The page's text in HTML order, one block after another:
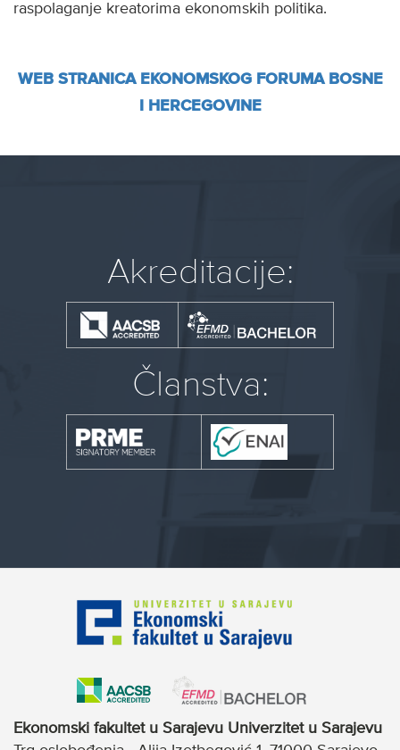
raspolaganje kreatorima ekonomskih politika.
WEB STRANICA EKONOMSKOG FORUMA BOSNE
I HERCEGOVINE
Akreditacije:
Članstva:
Ekonomski fakultet u Sarajevu Univerzitet u Sarajevu